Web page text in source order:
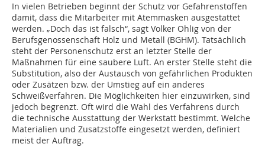
In vielen Betrieben beginnt der Schutz vor Gefahrenstoffen
damit, dass die Mitarbeiter mit Atemmasken ausgestattet
werden. „Doch das ist falsch“, sagt Volker Ohlig von der
Berufsgenossenschaft Holz und Metall (BGHM). Tatsächlich
steht der Personenschutz erst an letzter Stelle der
Maßnahmen für eine saubere Luft. An erster Stelle steht die
Substitution, also der Austausch von gefährlichen Produkten
oder Zusätzen bzw. der Umstieg auf ein anderes
Schweißverfahren. Die Möglichkeiten hier einzuwirken, sind
jedoch begrenzt. Oft wird die Wahl des Verfahrens durch
die technische Ausstattung der Werkstatt bestimmt. Welche
Materialien und Zusatzstoffe eingesetzt werden, definiert
meist der Auftrag.